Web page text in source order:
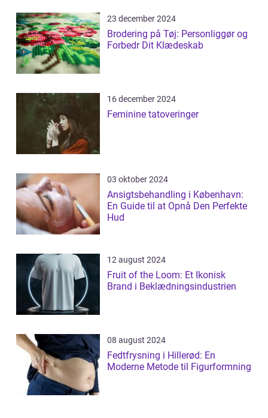
23 december 2024
Brodering på Tøj: Personliggør og
Forbedr Dit Klædeskab
16 december 2024
Feminine tatoveringer
03 oktober 2024
Ansigtsbehandling i København:
En Guide til at Opnå Den Perfekte
Hud
12 august 2024
Fruit of the Loom: Et Ikonisk
Brand i Beklædningsindustrien
08 august 2024
Fedtfrysning i Hillerød: En
Moderne Metode til Figurformning